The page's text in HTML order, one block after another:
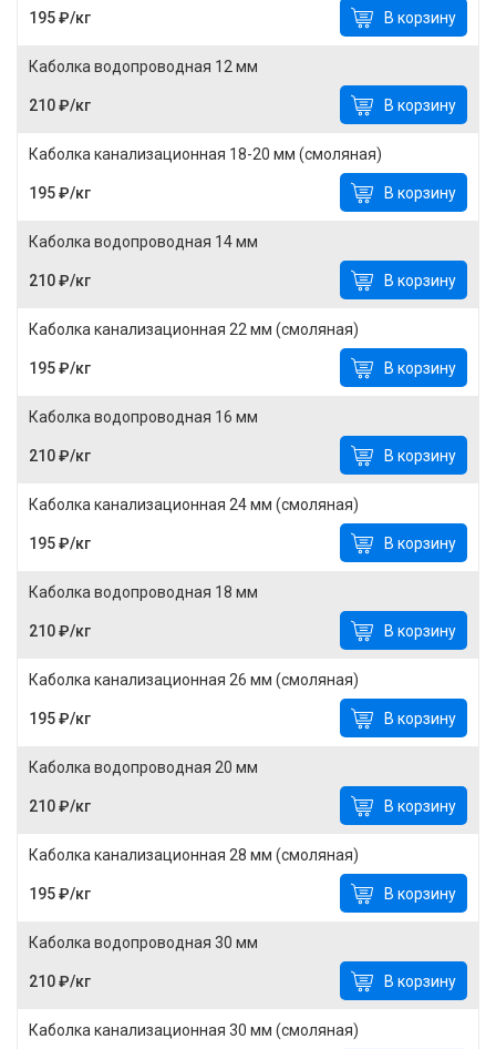
195 ₽/кг В корзину
Каболка водопроводная 12 мм
210 ₽/кг В корзину
Каболка канализационная 18-20 мм (смоляная)
195 ₽/кг В корзину
Каболка водопроводная 14 мм
210 ₽/кг В корзину
Каболка канализационная 22 мм (смоляная)
195 ₽/кг В корзину
Каболка водопроводная 16 мм
210 ₽/кг В корзину
Каболка канализационная 24 мм (смоляная)
195 ₽/кг В корзину
Каболка водопроводная 18 мм
210 ₽/кг В корзину
Каболка канализационная 26 мм (смоляная)
195 ₽/кг В корзину
Каболка водопроводная 20 мм
210 ₽/кг В корзину
Каболка канализационная 28 мм (смоляная)
195 ₽/кг В корзину
Каболка водопроводная 30 мм
210 ₽/кг В корзину
Каболка канализационная 30 мм (смоляная)